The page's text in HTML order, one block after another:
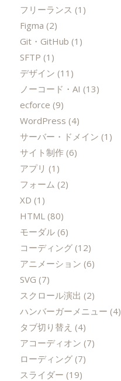
フリーランス (1)
Figma (2)
Git・GitHub (1)
SFTP (1)
デザイン (11)
ノーコード・AI (13)
ecforce (9)
WordPress (4)
サーバー・ドメイン (1)
サイト制作(6)
アプリ (1)
フォーム (2)
XD (1)
HTML (80)
モーダル(6)
コーディング(12)
アニメーション (6)
SVG (7)
スクロール演出 (2)
ハンバーガーメニュー (4)
タブ切り替え (4)
アコーディオン (7)
ローディング(7)
スライダー (19)